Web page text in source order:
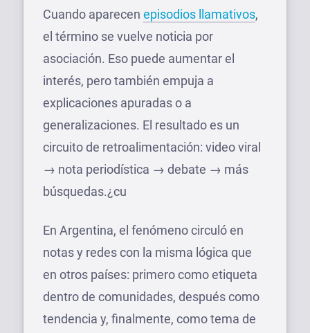
Cuando aparecen episodios llamativos,
el término se vuelve noticia por
asociación. Eso puede aumentar el
interés, pero también empuja a
explicaciones apuradas o a
generalizaciones. El resultado es un
circuito de retroalimentación: video viral
→ nota periodística → debate → más
búsquedas.¿cu
En Argentina, el fenómeno circuló en
notas y redes con la misma lógica que
en otros países: primero como etiqueta
dentro de comunidades, después como
tendencia y, finalmente, como tema de